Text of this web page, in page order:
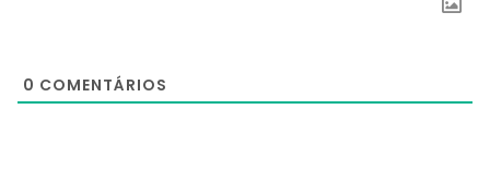
0 COMENTÁRIOS